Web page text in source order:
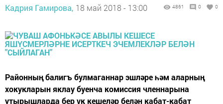
Кадрия Гамирова, 18 май 2018 - 13:00 4861 0 0
Районның балигъ булмаганнар эшләре һәм аларның
хокукларын яклау буенча комиссия членнарына
утырышларда бер үк кешеләр белән кабат-кабат